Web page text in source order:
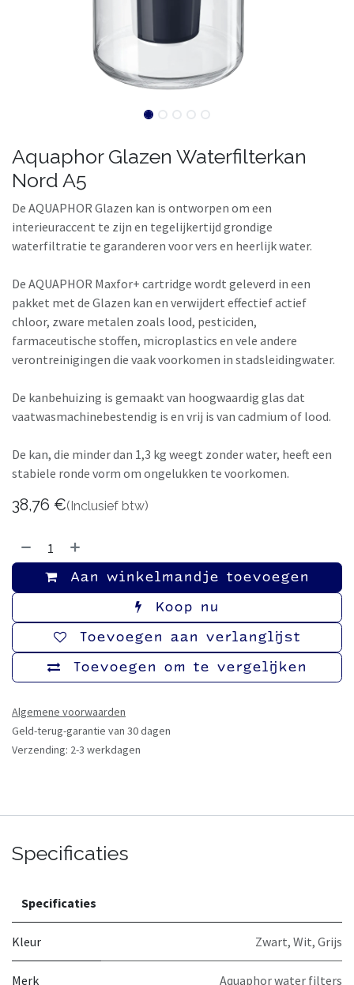
Aquaphor Glazen Waterfilterkan
Nord A5
De AQUAPHOR Glazen kan is ontworpen om een
interieuraccent te zijn en tegelijkertijd grondige
waterfiltratie te garanderen voor vers en heerlijk water.
De AQUAPHOR Maxfor+ cartridge wordt geleverd in een
pakket met de Glazen kan en verwijdert effectief actief
chloor, zware metalen zoals lood, pesticiden,
farmaceutische stoffen, microplastics en vele andere
verontreinigingen die vaak voorkomen in stadsleidingwater.
De kanbehuizing is gemaakt van hoogwaardig glas dat
vaatwasmachinebestendig is en vrij is van cadmium of lood.
De kan, die minder dan 1,3 kg weegt zonder water, heeft een
stabiele ronde vorm om ongelukken te voorkomen.
38,76 €(Inclusief btw)
Aan winkelmandje toevoegen
Koop nu
Toevoegen om te vergelijken
Toevoegen aan verlanglijst
Algemene voorwaarden
Geld-terug-garantie van 30 dagen
Verzending: 2-3 werkdagen
Specificaties
Specificaties
Kleur Zwart, Wit, Grijs
Merk Aquaphor water filters